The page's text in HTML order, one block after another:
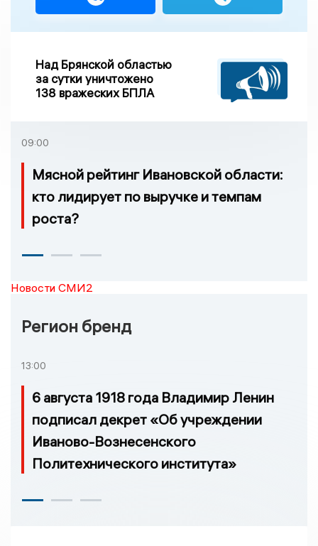
Над Брянской областью
за сутки уничтожено
138 вражеских БПЛА
09:00
Мясной рейтинг Ивановской области:
кто лидирует по выручке и темпам
роста?
Новости СМИ2
Регион бренд
13:00
6 августа 1918 года Владимир Ленин
подписал декрет «Об учреждении
Иваново-Вознесенского
Политехнического института»